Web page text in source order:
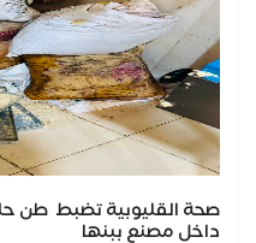
صحة القليوبية تضبط طن
داخل مصنع ببنها